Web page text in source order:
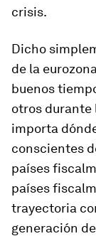
crisis.
Dicho
de la
buenos
otros durante
importa
conscientes
países
países
trayectoria
generación